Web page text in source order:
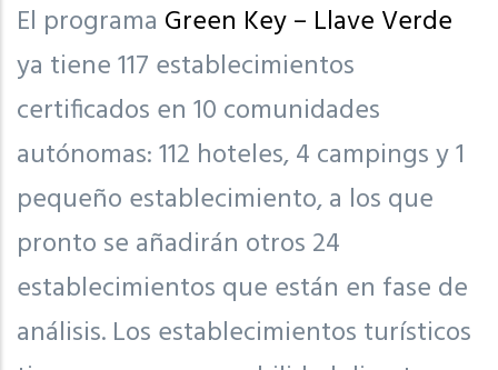
El programa Green Key – Llave Verde
ya tiene 117 establecimientos
certificados en 10 comunidades
autónomas: 112 hoteles, 4 campings y 1
pequeño establecimiento, a los que
pronto se añadirán otros 24
establecimientos que están en fase de
análisis. Los establecimientos turísticos